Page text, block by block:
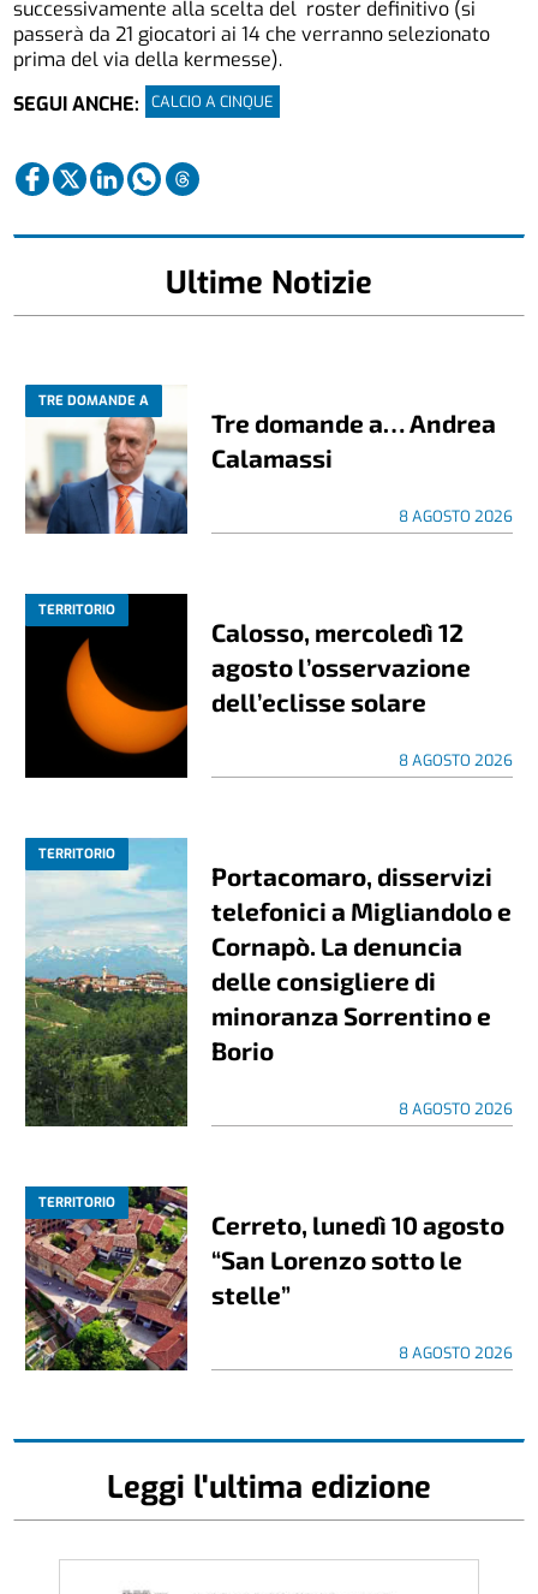
successivamente alla scelta del roster definitivo (si
passerà da 21 giocatori ai 14 che verranno selezionato
prima del via della kermesse).
SEGUI ANCHE:
CALCIO A CINQUE
Ultime Notizie
TRE DOMANDE A
Tre domande a… Andrea
Calamassi
8 AGOSTO 2026
TERRITORIO
Calosso, mercoledì 12
agosto l’osservazione
dell’eclisse solare
8 AGOSTO 2026
TERRITORIO
Portacomaro, disservizi
telefonici a Migliandolo e
Cornapò. La denuncia
delle consigliere di
minoranza Sorrentino e
Borio
8 AGOSTO 2026
TERRITORIO
Cerreto, lunedì 10 agosto
“San Lorenzo sotto le
stelle”
8 AGOSTO 2026
Leggi l'ultima edizione